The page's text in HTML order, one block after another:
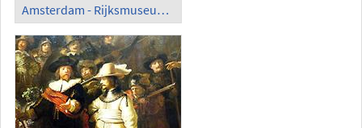
Amsterdam - Rijksmuseum; Rembrandt's 'The Night Watch'